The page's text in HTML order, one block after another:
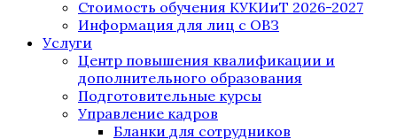
Стоимость обучения КУКИиТ 2026-2027
Информация для лиц с ОВЗ
Услуги
Центр повышения квалификации и
дополнительного образования
Подготовительные курсы
Управление кадров
Бланки для сотрудников